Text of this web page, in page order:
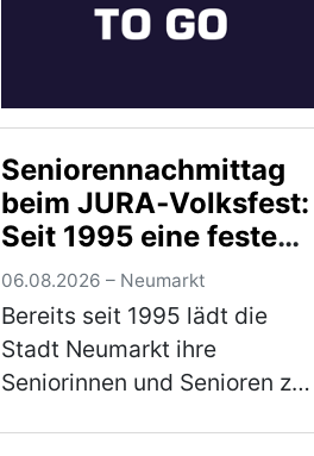
Staatsstraße 2660 von
Seniorennachmittag
beim JURA‑Volksfest:
Seit 1995 eine feste
Tradition in Neumarkt
06.08.2026 – Neumarkt
Bereits seit 1995 lädt die
Stadt Neumarkt ihre
Seniorinnen und Senioren zu